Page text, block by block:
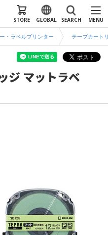
MENU
SEARCH
GLOBAL
STORE
・ラベルプリンター テープカート
ジ マットラベ